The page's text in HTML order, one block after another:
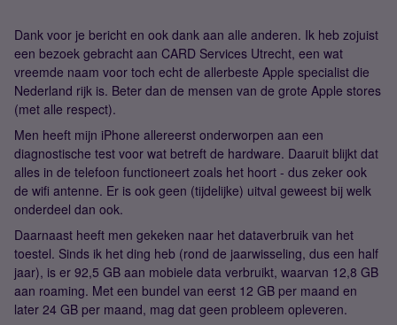
Dank voor je bericht en ook dank aan alle anderen. Ik heb zojuist
een bezoek gebracht aan CARD Services Utrecht, een wat
vreemde naam voor toch echt de allerbeste Apple specialist die
Nederland rijk is. Beter dan de mensen van de grote Apple stores
(met alle respect).
Men heeft mijn iPhone allereerst onderworpen aan een
diagnostische test voor wat betreft de hardware. Daaruit blijkt dat
alles in de telefoon functioneert zoals het hoort - dus zeker ook
de wifi antenne. Er is ook geen (tijdelijke) uitval geweest bij welk
onderdeel dan ook.
Daarnaast heeft men gekeken naar het dataverbruik van het
toestel. Sinds ik het ding heb (rond de jaarwisseling, dus een half
jaar), is er 92,5 GB aan mobiele data verbruikt, waarvan 12,8 GB
aan roaming. Met een bundel van eerst 12 GB per maand en
later 24 GB per maand, mag dat geen probleem opleveren.